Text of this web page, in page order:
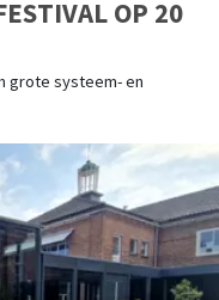
OP 20
grote systeem- en